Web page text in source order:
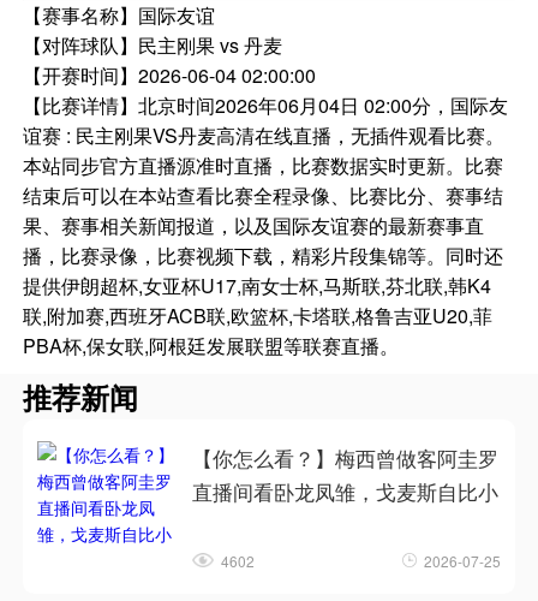
【赛事名称】 国际友谊
【对阵球队】 民主刚果 vs 丹麦
【开赛时间】2026-06-04 02:00:00
【比赛详情】北京时间2026年06月04日 02:00分，国际友
谊赛 : 民主刚果VS丹麦高清在线直播，无插件观看比赛。
本站同步官方直播源准时直播，比赛数据实时更新。比赛
结束后可以在本站查看比赛全程录像、比赛比分、赛事结
果、赛事相关新闻报道，以及国际友谊赛的最新赛事直
播，比赛录像，比赛视频下载，精彩片段集锦等。同时还
提供伊朗超杯,女亚杯U17,南女士杯,马斯联,芬北联,韩K4
联,附加赛,西班牙ACB联,欧篮杯,卡塔联,格鲁吉亚U20,菲
PBA杯,保女联,阿根廷发展联盟等联赛直播。
推荐新闻
【你怎么看？】梅西曾做客阿圭罗
直播间看卧龙凤雏，戈麦斯自比小
4602 2026-07-25